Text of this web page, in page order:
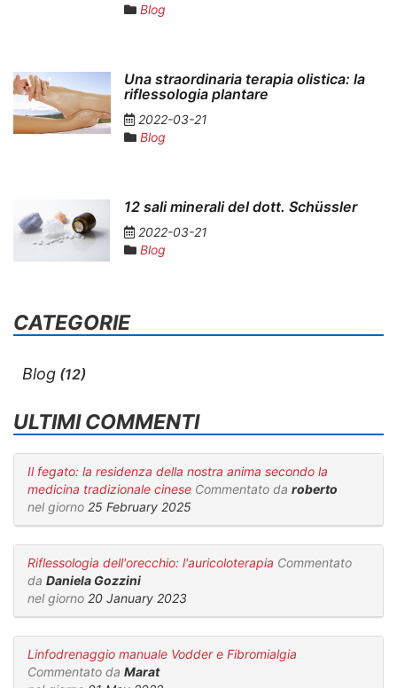
Blog
Una straordinaria terapia olistica: la
riflessologia plantare
2022-03-21
Blog
12 sali minerali del dott. Schüssler
2022-03-21
Blog
CATEGORIE
Blog (12)
ULTIMI COMMENTI
Il fegato: la residenza della nostra anima secondo la
medicina tradizionale cinese Commentato da roberto
nel giorno 25 February 2025
Riflessologia dell'orecchio: l'auricoloterapia Commentato
da Daniela Gozzini
nel giorno 20 January 2023
Linfodrenaggio manuale Vodder e Fibromialgia
Commentato da Marat